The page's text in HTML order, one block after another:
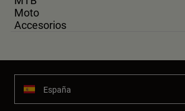
Moto
Accesorios
España